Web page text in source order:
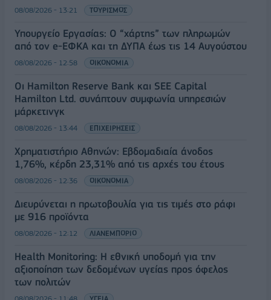
08/08/2026 - 13:21 ΤΟΥΡΙΣΜΟΣ
Υπουργείο Εργασίας: Ο “χάρτης” των πληρωμών
από τον e-ΕΦΚΑ και τη ΔΥΠΑ έως τις 14 Αυγούστου
08/08/2026 - 12:58 ΟΙΚΟΝΟΜΙΑ
Οι Hamilton Reserve Bank και SEE Capital
Hamilton Ltd. συνάπτουν συμφωνία υπηρεσιών
μάρκετινγκ
08/08/2026 - 13:44 ΕΠΙΧΕΙΡΗΣΕΙΣ
Χρηματιστήριο Αθηνών: Εβδομαδιαία άνοδος
1,76%, κέρδη 23,31% από τις αρχές του έτους
08/08/2026 - 12:36 ΟΙΚΟΝΟΜΙΑ
Διευρύνεται η πρωτοβουλία για τις τιμές στο ράφι
με 916 προϊόντα
08/08/2026 - 12:12 ΛΙΑΝΕΜΠΟΡΙΟ
Health Monitoring: Η εθνική υποδομή για την
αξιοποίηση των δεδομένων υγείας προς όφελος
των πολιτών